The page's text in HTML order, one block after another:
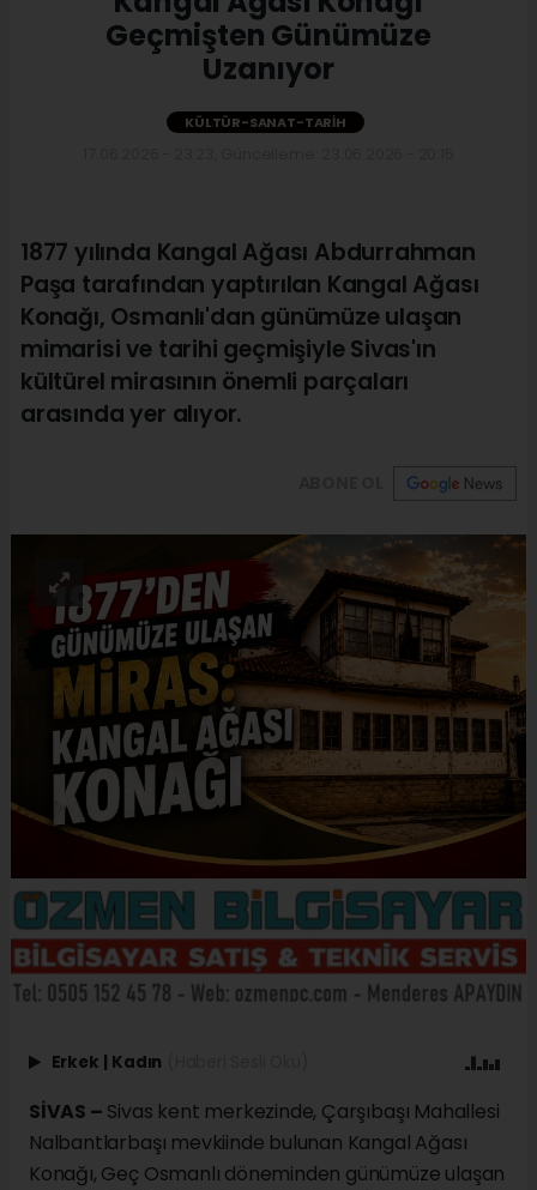
Geçmişten Günümüze
Uzanıyor
KÜLTÜR-SANAT-TARIH
1877 yılında Kangal Ağası Abdurrahman
Paşa tarafından yaptırılan Kangal Ağası
Konağı, Osmanlı'dan günümüze ulaşan
mimarisi ve tarihi geçmişiyle Sivas'ın
kültürel mirasının önemli parçaları
arasında yer alıyor.
Erkek | Kadın
SİVAS – Sivas kent merkezinde, Çarşıbaşı Mahallesi
Nalbantlarbaşı mevkiinde bulunan Kangal Ağası
Konağı, Geç Osmanlı döneminden günümüze ulaşan